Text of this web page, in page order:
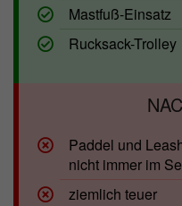
Mastfuß-Einsatz
Rucksack-Trolley
Paddel und
nicht immer im
ziemlich teuer